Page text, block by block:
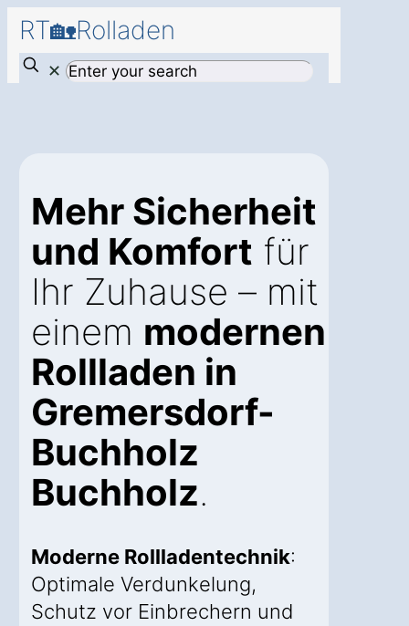
RT🏡Rolladen
✕
Mehr Sicherheit
und Komfort für
Ihr Zuhause – mit
einem modernen
Rollladen in
Gremersdorf-
Buchholz
Buchholz.
Moderne Rollladentechnik:
Optimale Verdunkelung,
Schutz vor Einbrechern und